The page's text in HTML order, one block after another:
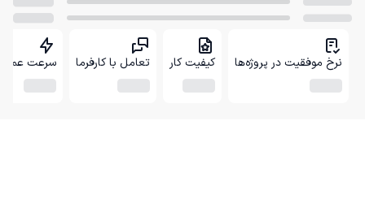
نرخ موفقیت در پروژه‌ها کیفیت کار تعامل با کارفرما سرعت عمل